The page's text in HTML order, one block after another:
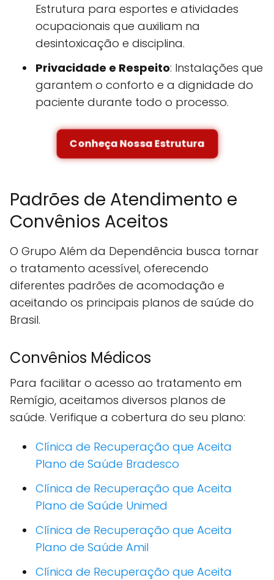
Estrutura para esportes e atividades
ocupacionais que auxiliam na
desintoxicação e disciplina.
Privacidade e Respeito: Instalações que
garantem o conforto e a dignidade do
paciente durante todo o processo.
Conheça Nossa Estrutura
Padrões de Atendimento e
Convênios Aceitos
O Grupo Além da Dependência busca tornar
o tratamento acessível, oferecendo
diferentes padrões de acomodação e
aceitando os principais planos de saúde do
Brasil.
Convênios Médicos
Para facilitar o acesso ao tratamento em
Remígio, aceitamos diversos planos de
saúde. Verifique a cobertura do seu plano:
Clínica de Recuperação que Aceita
Plano de Saúde Bradesco
Clínica de Recuperação que Aceita
Plano de Saúde Unimed
Clínica de Recuperação que Aceita
Plano de Saúde Amil
Clínica de Recuperação que Aceita